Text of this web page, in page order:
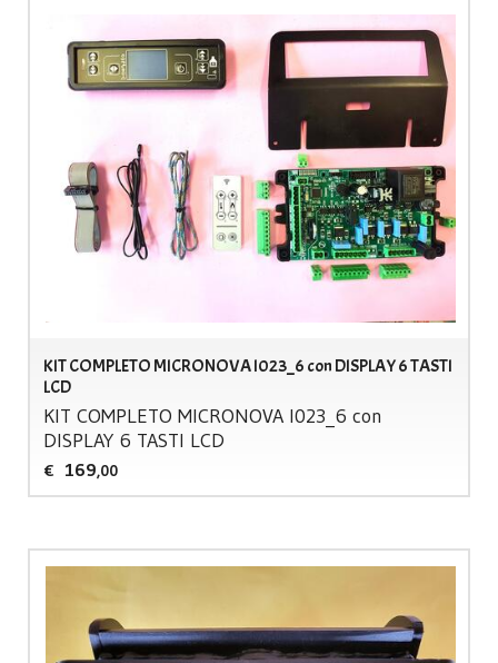
KIT COMPLETO MICRONOVA I023_6 con DISPLAY 6 TASTI
LCD
KIT COMPLETO MICRONOVAI023_6 con
DISPLAY6 TASTI LCD
€ 169,00